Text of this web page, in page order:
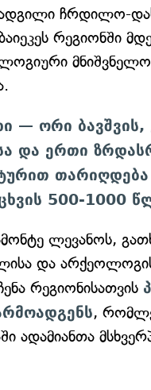
ჩრდილო-
რეგიონში
— ორი ბავშვის,
და ერთი
თარიღდება
500-1000
ლევანოს,
და
რეგიონისათვის
,
ადამიანთა